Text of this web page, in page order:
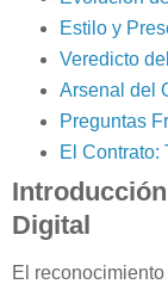
Estilo y
Veredicto
Arsenal del
Preguntas
El Contrato:
Digital
El